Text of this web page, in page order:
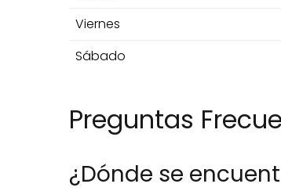
Viernes
Sábado
Preguntas
¿Dónde se